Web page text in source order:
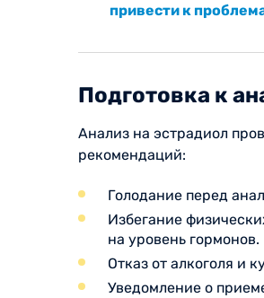
привести к
Подготовка к
Анализ на эстрадиол
рекомендаций:
Голодание перед
Избегание
на уровень гормонов.
Отказ от алкоголя и
Уведомление о